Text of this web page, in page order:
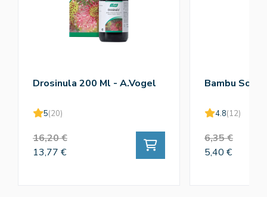
Drosinula 200 Ml - A.Vogel
5(20)
16,20 €
13,77 €
Bambu
4.8(12)
6,35 €
5,40 €